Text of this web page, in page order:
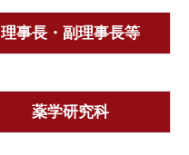
理事長・副理事長等
薬学研究科